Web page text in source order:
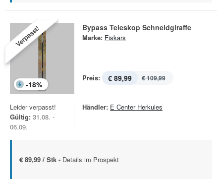
Verpasst!
-18%
Bypass Teleskop Schneidgiraffe
Marke: Fiskars
Preis: € 89,99 € 109,99
Leider verpasst!
Gültig: 31.08. -
06.09.
Händler: E Center Herkules
€ 89,99 / Stk - Details im Prospekt